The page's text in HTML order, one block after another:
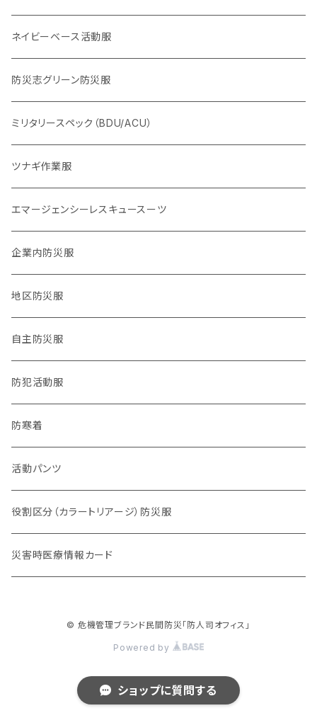
2016,4熊本地震
2024,1,1 能登半島地震
2024.9,21 能登北部豪雨
重機系
体力系
ヘルプセンター系
物資系
サバイバル系
タクティカル系
医療系
公職バックアップ系
防犯・防災警戒系
チーム系
動物系
ネイビーベース活動服
防災志グリーン防災服
ミリタリースペック（BDU/ACU）
ツナギ作業服
エマージェンシーレスキュースーツ
企業内防災服
地区防災服
自主防災服
防犯活動服
防寒着
活動パンツ
役割区分（カラートリアージ）防災服
災害時医療情報カード
© 危機管理ブランド民間防災「防人司オフィス」
Powered by
ショップに質問する